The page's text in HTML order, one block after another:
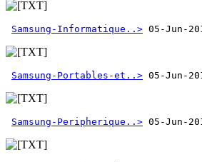
Samsung-Informatique..>
Samsung-Portables-et..>
Samsung-Peripherique..>